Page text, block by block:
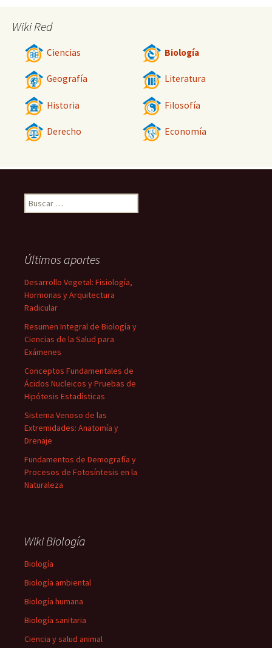
Wiki Red
Ciencias Biología
Geografía Literatura
Historia Filosofía
Derecho Economía
Buscar:
Últimos aportes
Desarrollo Vegetal: Fisiología,
Hormonas y Arquitectura
Radicular
Resumen Integral de Biología y
Ciencias de la Salud para
Exámenes
Conceptos Fundamentales de
Ácidos Nucleicos y Pruebas de
Hipótesis Estadísticas
Sistema Venoso de las
Extremidades: Anatomía y
Drenaje
Fundamentos de Demografía y
Procesos de Fotosíntesis en la
Naturaleza
Wiki Biología
Biología
Biología ambiental
Biología humana
Biología sanitaria
Ciencia y salud animal